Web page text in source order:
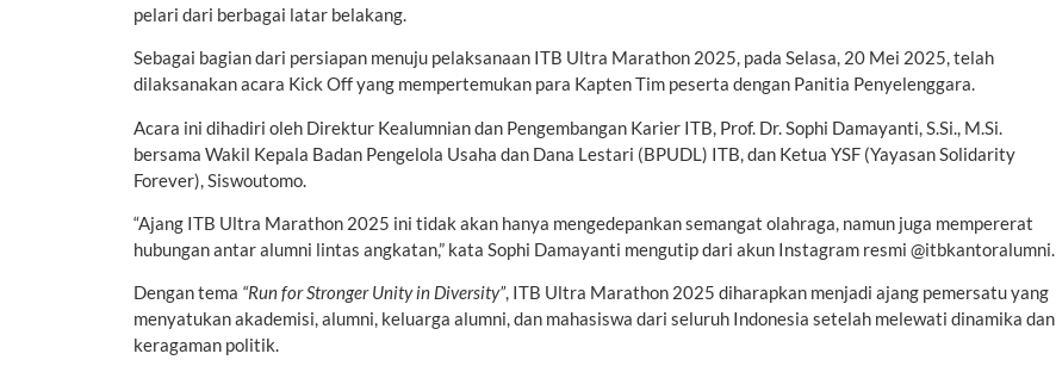
pelari dari berbagai latar belakang.
Sebagai bagian dari persiapan menuju pelaksanaan ITB Ultra Marathon 2025, pada Selasa, 20 Mei 2025, telah
dilaksanakan acara Kick Off yang mempertemukan para Kapten Tim peserta dengan Panitia Penyelenggara.
Acara ini dihadiri oleh Direktur Kealumnian dan Pengembangan Karier ITB, Prof. Dr. Sophi Damayanti, S.Si., M.Si.
bersama Wakil Kepala Badan Pengelola Usaha dan Dana Lestari (BPUDL) ITB, dan Ketua YSF (Yayasan Solidarity
Forever), Siswoutomo.
“Ajang ITB Ultra Marathon 2025 ini tidak akan hanya mengedepankan semangat olahraga, namun juga mempererat
hubungan antar alumni lintas angkatan,” kata Sophi Damayanti mengutip dari akun Instagram resmi @itbkantoralumni.
Dengan tema “Run for Stronger Unity in Diversity”, ITB Ultra Marathon 2025 diharapkan menjadi ajang pemersatu yang
menyatukan akademisi, alumni, keluarga alumni, dan mahasiswa dari seluruh Indonesia setelah melewati dinamika dan
keragaman politik.